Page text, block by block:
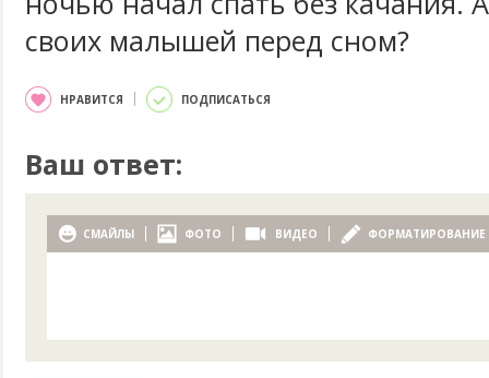
своих малышей перед сном?
НРАВИТСЯ ПОДПИСАТЬСЯ
Ваш ответ:
СМАЙЛЫ ФОТО ВИДЕО ФОРМАТИРОВАНИЕ